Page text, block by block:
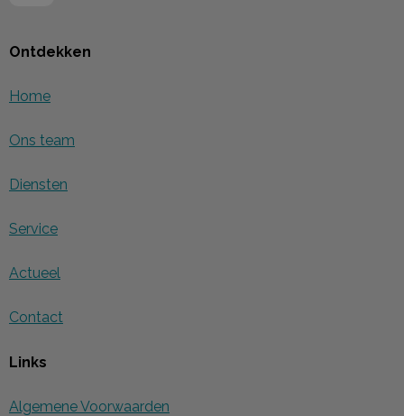
Ontdekken
Home
Ons team
Diensten
Service
Actueel
Contact
Links
Algemene Voorwaarden